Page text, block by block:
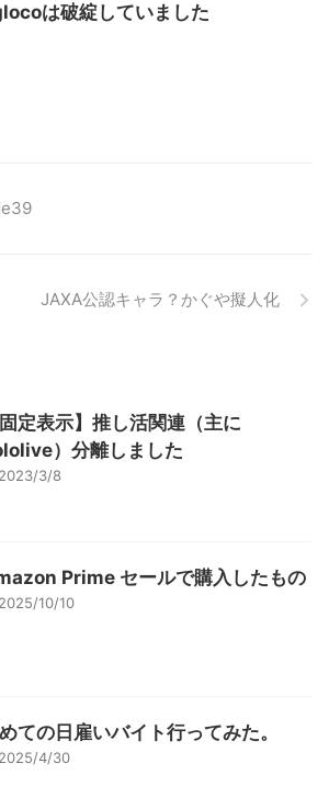
は破綻していました
JAXA公認キャラ？かぐや擬人化
固定表示】推し活関連（主に
）分離しました
2023/3/8
Prime セールで購入したもの
2025/10/10
ての日雇いバイト行ってみた。
2025/4/30